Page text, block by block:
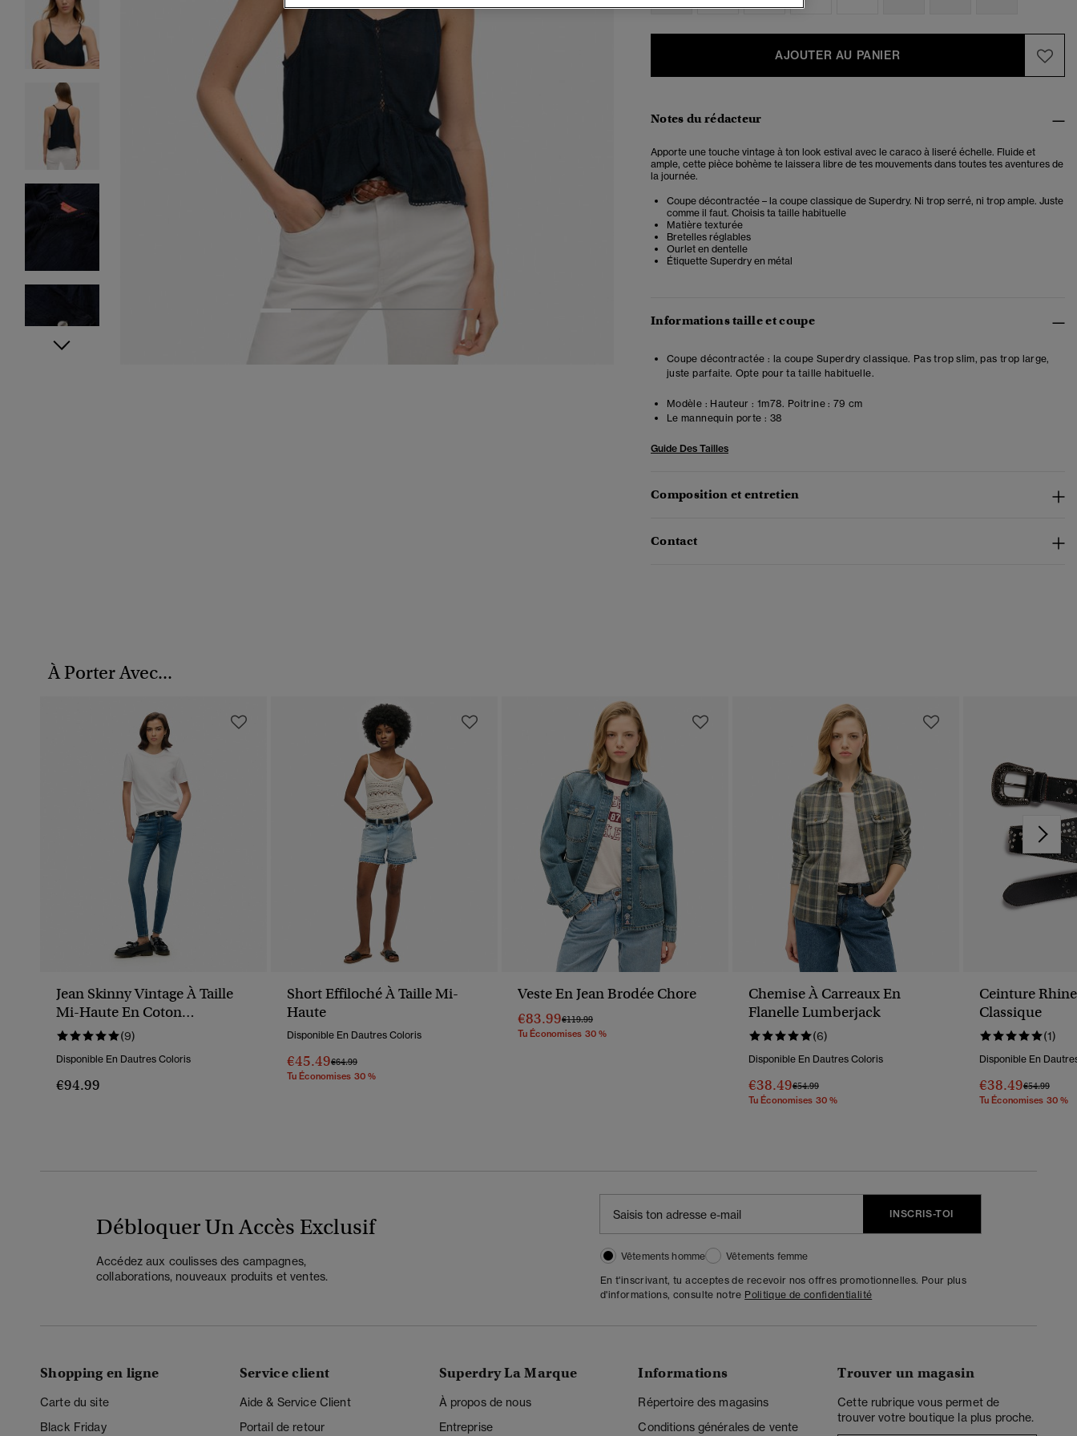
AJOUTER AU PANIER
Notes du rédacteur
Apporte une touche vintage à ton look estival avec le caraco à liseré échelle. Fluide et
ample, cette pièce bohème te laissera libre de tes mouvements dans toutes tes aventures de
la journée.
Coupe décontractée – la coupe classique de Superdry. Ni trop serré, ni trop ample. Juste
comme il faut. Choisis ta taille habituelle
Matière texturée
Bretelles réglables
Ourlet en dentelle
Étiquette Superdry en métal
Informations taille et coupe
Coupe décontractée : la coupe Superdry classique. Pas trop slim, pas trop large,
juste parfaite. Opte pour ta taille habituelle.
Modèle : Hauteur : 1m78. Poitrine : 79 cm
Le mannequin porte : 38
Guide Des Tailles
Composition et entretien
Contact
À Porter Avec...
Jean Skinny Vintage À Taille
Mi-Haute En Coton
Biologique(9)
Disponible En Dautres Coloris
€94.99
Short Effiloché À Taille Mi-
Haute
Disponible En Dautres Coloris
€45.49Prix Réduit De
€64.99À
Tu Économises 30 %
Veste En Jean Brodée Chore
€83.99Prix Réduit De
€119.99À
Tu Économises 30 %
Chemise À Carreaux En
Flanelle Lumberjack
(6)
Disponible En Dautres Coloris
€38.49Prix Réduit De
€54.99À
Tu Économises 30 %
Ceinture
Classique
(1)
Disponible En
€38.49Prix Réduit
€54.99À
Tu Économises 30 %
Débloquer Un Accès Exclusif
Accédez aux coulisses des campagnes,
collaborations, nouveaux produits et ventes.
INSCRIS-TOI
Vêtements homme
Vêtements femme
En t'inscrivant, tu acceptes de recevoir nos offres promotionnelles. Pour plus
d'informations, consulte notre Politique de confidentialité
Shopping en ligne
Carte du site
Black Friday
Service client
Aide & Service Client
Portail de retour
Superdry La Marque
À propos de nous
Entreprise
Informations
Répertoire des magasins
Conditions générales de vente
Trouver un magasin
Cette rubrique vous permet de
trouver votre boutique la plus proche.